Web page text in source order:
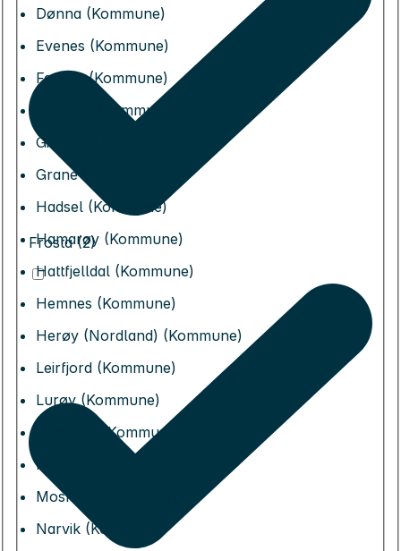
Dønna (Kommune)
Evenes (Kommune)
Fauske (Kommune)
Flakstad (Kommune)
Gildeskål (Kommune)
Grane (Kommune)
Hadsel (Kommune)
Hamarøy (Kommune)
Hattfjelldal (Kommune)
Hemnes (Kommune)
Herøy (Nordland) (Kommune)
Leirfjord (Kommune)
Lurøy (Kommune)
Lødingen (Kommune)
Meløy (Kommune)
Moskenes (Kommune)
Narvik (Kommune)
Frosta (2)